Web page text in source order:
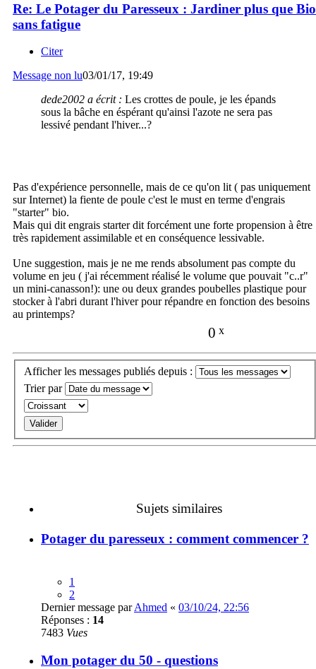
Re: Le Potager du Paresseux : Jardiner plus que Bio
sans fatigue
Citer
Message non lu03/01/17, 19:49
dede2002 a écrit : Les crottes de poule, je les épands
sous la bâche en éspérant qu'ainsi l'azote ne sera pas
lessivé pendant l'hiver...?
Pas d'expérience personnelle, mais de ce qu'on lit ( pas uniquement
sur Internet) la fiente de poule c'est le must en terme d'engrais
"starter" bio.
Mais qui dit engrais starter dit forcément une forte propension à être
très rapidement assimilable et en conséquence lessivable.
Une suggestion, mais je ne me rends absolument pas compte du
volume en jeu ( j'ai récemment réalisé le volume que pouvait "c..r"
un mini-canasson!): une ou deux grandes poubelles plastique pour
stocker à l'abri durant l'hiver pour répandre en fonction des besoins
au printemps?
0 x
Afficher les messages publiés depuis :
Trier par
Sujets similaires
Potager du paresseux : comment commencer ?
1
2
Dernier message parAhmed « 03/10/24, 22:56
Réponses : 14
7483 Vues
Mon potager du 50 - questions